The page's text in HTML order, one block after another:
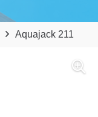
Aquajack 211